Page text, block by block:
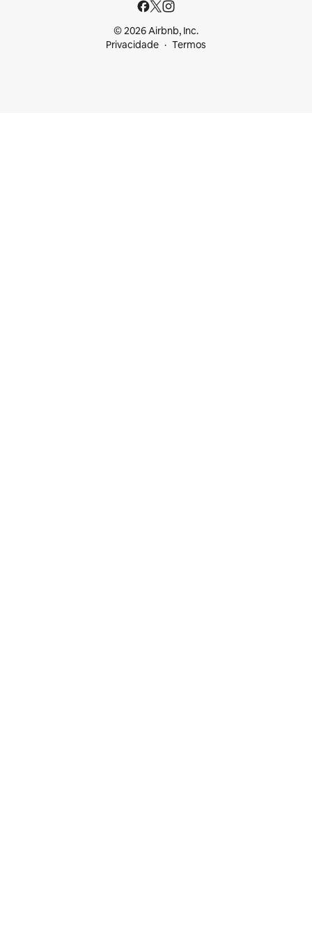
© 2026 Airbnb, Inc.
Privacidade
Termos